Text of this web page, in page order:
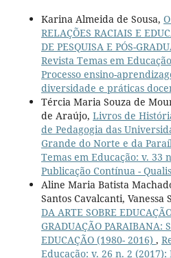
Karina Almeida de Sousa,
RELAÇÕES RACIAIS E
DE PESQUISA E PÓS-
Revista Temas em
Processo ensino-
diversidade e práticas
Tércia Maria Souza de
de Araújo, Livros de
de Pedagogia das
Grande do Norte e da
Temas em Educação: v. 33
Publicação Contínua -
Aline Maria Batista
Santos Cavalcanti, Vanessa
DA ARTE SOBRE
GRADUAÇÃO PARAIBANA:
EDUCAÇÃO (1980- 2016) ,
Educação: v. 26 n. 2 (2017):